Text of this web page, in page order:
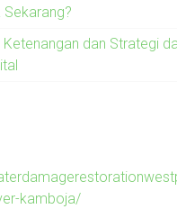
Sekarang?
dan Strategi
kamboja/